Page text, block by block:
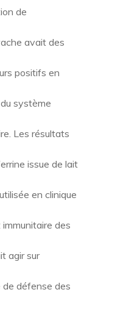
de
avait des
positifs en
système
Les résultats
issue de lait
en clinique
des
agir sur
de défense des